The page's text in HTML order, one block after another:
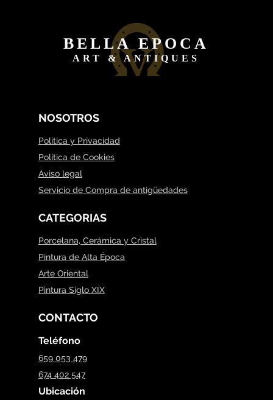
BELLA EPOCA
ART & ANTIQUES
NOSOTROS
Política y Privacidad
Política de Cookies
Aviso legal
Servicio de Compra de antigüedades
CATEGORIAS
Porcelana, Cerámica y Cristal
Pintura de Alta Época
Arte Oriental
Pintura Siglo XIX
CONTACTO
Teléfono
659 053 479
674 402 547
Ubicación